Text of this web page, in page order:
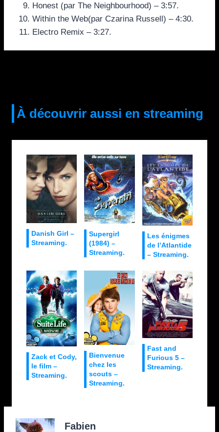
Honest (par The Neighbourhood) – 3:57.
Within the Web(par Czarina Russell) – 4:30.
Electro Remix – 3:27.
À découvrir aussi en streaming
Danish Girl –
Streaming.
Supergirl
(1984) –
Streaming.
Les énigmes
de l’Atlantide
– Streaming.
Zack et Cody,
le film –
Streaming.
Bienvenue
chez les
scouts –
Streaming.
Fast and
Furious 5 –
Streaming.
Fabien